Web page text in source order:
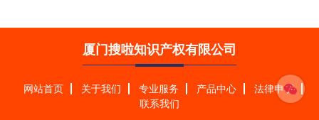
厦门搜啦知识产权有限公司
网站首页 关于我们 专业服务 产品中心
法律申明
联系我们